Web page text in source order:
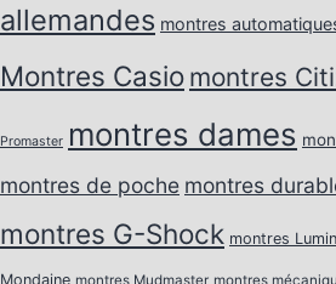
allemandes montres
Montres Casio montres
Promaster montres dames
montres de poche montres
montres G-Shock montres
Mondaine montres Mudmaster montres